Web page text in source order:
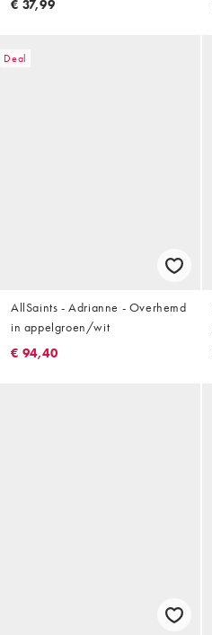
€ 37,99
Deal
AllSaints - Adrianne - Overhemd
in appelgroen/wit
€ 94,40